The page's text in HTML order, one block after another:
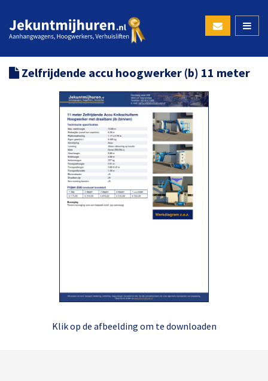
Zelfrijdende accu hoogwerker (b) 11 meter
Klik op de afbeelding om te downloaden